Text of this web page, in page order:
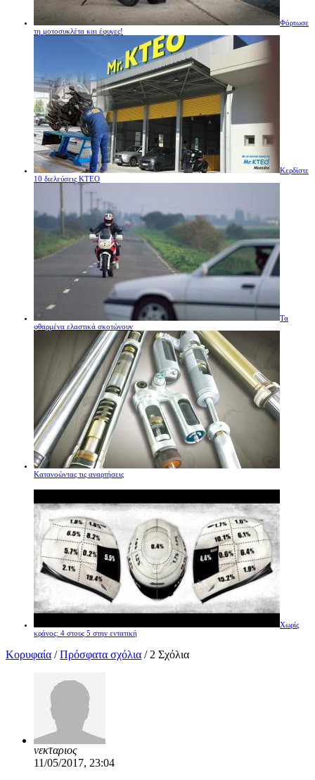
Φόρτωσε
τη μοτοσυκλέτα και έφυγες!
Κερδίστε
10 διελεύσεις ΚΤΕΟ
Τα
φθαρμένα ελαστικά σκοτώνουν
Κατανοώντας τις αναρτήσεις
Χωρίς
κράνος: 4 στους 5 στην εντατική
Κορυφαία /Πρόσφατα σχόλια / 2 Σχόλια
νεκταριος
11/05/2017, 23:04